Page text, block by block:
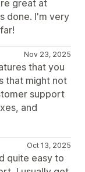
great at
done. I'm very
Nov 23, 2025
that you
that might not
support
and
Oct 13, 2025
quite easy to